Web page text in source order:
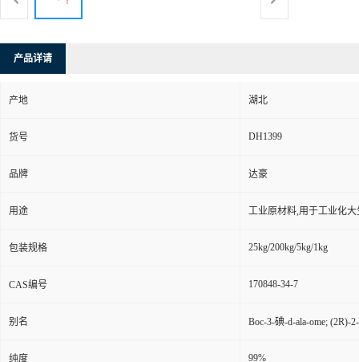
产品详请
产地 湖北
货号 DH1399
品牌 达豪
用途 工业原材料,用于工业化大
包装规格 25kg/200kg/5kg/1kg
CAS编号 170848-34-7
别名 Boc-3-碘-d-ala-ome;
纯度 99%